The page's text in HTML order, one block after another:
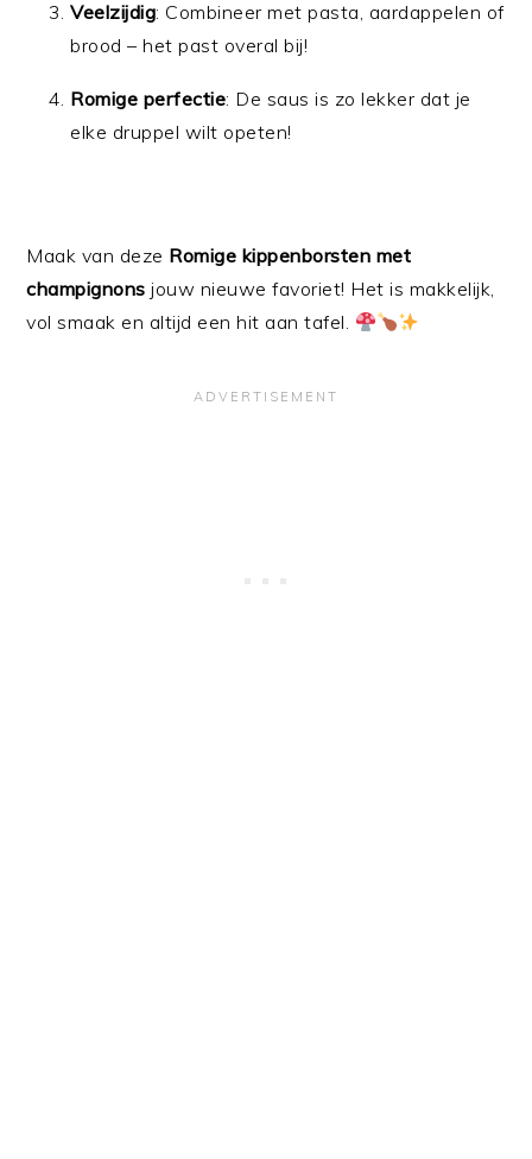
Veelzijdig: Combineer met pasta, aardappelen of
brood – het past overal bij!
Romige perfectie: De saus is zo lekker dat je
elke druppel wilt opeten!
Maak van deze Romige kippenborsten met
champignons jouw nieuwe favoriet! Het is makkelijk,
vol smaak en altijd een hit aan tafel.